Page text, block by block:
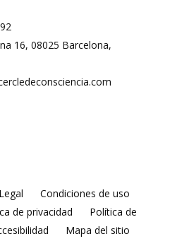
16, 08025 Barcelona,
Condiciones de uso
de privacidad
Política de
Mapa del sitio